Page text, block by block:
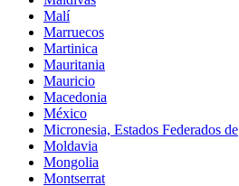
Malí
Marruecos
Martinica
Mauritania
Mauricio
Macedonia
México
Micronesia, Estados Federados de
Moldavia
Mongolia
Montserrat